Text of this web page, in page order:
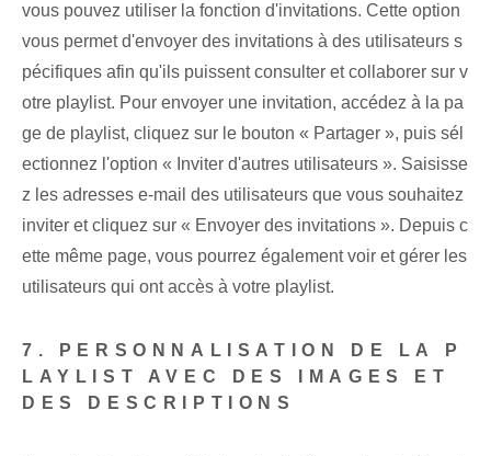
vous pouvez utiliser la fonction d'invitations. Cette option
vous permet d'envoyer des invitations à des utilisateurs s
pécifiques afin qu'ils puissent consulter et collaborer sur v
otre playlist. Pour envoyer une invitation, accédez à la pa
ge de playlist, cliquez sur le bouton « Partager », puis sél
ectionnez l'option « Inviter d'autres utilisateurs ». Saisisse
z les adresses e-mail des utilisateurs que vous souhaitez
inviter et cliquez sur « Envoyer des invitations ». Depuis c
ette même page, vous pourrez également voir et gérer les
utilisateurs qui ont accès à votre playlist.
7. PERSONNALISATION DE LA P
LAYLIST AVEC DES IMAGES ET
DES DESCRIPTIONS